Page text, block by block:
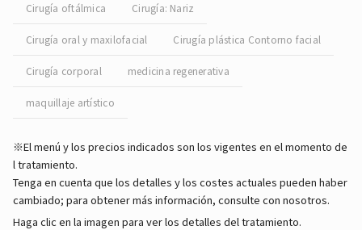
Cirugía oftálmica Cirugía: Nariz
Cirugía oral y maxilofacial Cirugía plástica Contorno facial
Cirugía corporal medicina regenerativa
maquillaje artístico
※El menú y los precios indicados son los vigentes en el momento de
l tratamiento.
Tenga en cuenta que los detalles y los costes actuales pueden haber
cambiado; para obtener más información, consulte con nosotros.
Haga clic en la imagen para ver los detalles del tratamiento.